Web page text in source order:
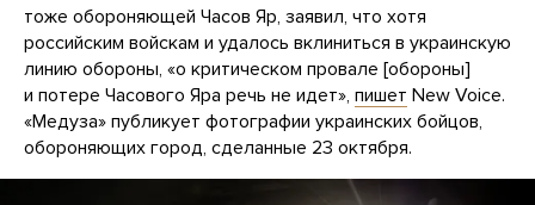
тоже обороняющей Часов Яр, заявил, что хотя
российским войскам и удалось вклиниться в украинскую
линию обороны, «о критическом провале [обороны]
и потере Часового Яра речь не идет», пишет New Voice.
«Медуза» публикует фотографии украинских бойцов,
обороняющих город, сделанные 23 октября.